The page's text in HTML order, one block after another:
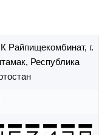
Райпищекомбинат, г.
Республика